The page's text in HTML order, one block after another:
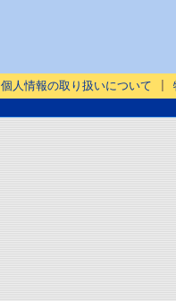
個人情報の取り扱いについて